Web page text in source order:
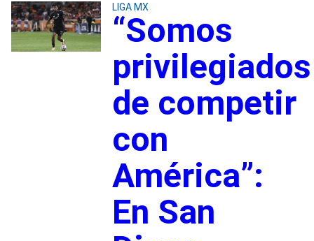
LIGA MX
“Somos
privilegiados
de competir
con
América”:
En San